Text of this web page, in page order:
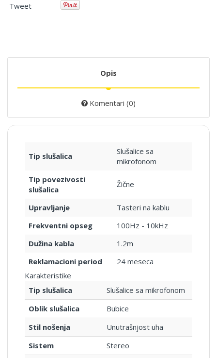
Tweet
Opis
Komentari (0)
Tip slušalica
Slušalice sa
mikrofonom
Tip povezivosti
slušalica
Žične
Upravljanje
Tasteri na kablu
Frekventni opseg
100Hz - 10kHz
Dužina kabla
1.2m
Reklamacioni period
24 meseca
Karakteristike
Tip slušalica
Slušalice sa mikrofonom
Oblik slušalica
Bubice
Stil nošenja
Unutrašnjost uha
Sistem
Stereo